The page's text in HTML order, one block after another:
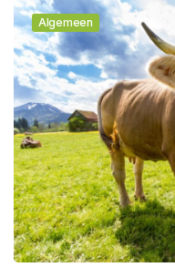
Algemeen